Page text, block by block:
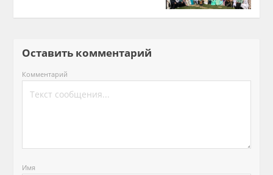
Оставить комментарий
Комментарий
Имя